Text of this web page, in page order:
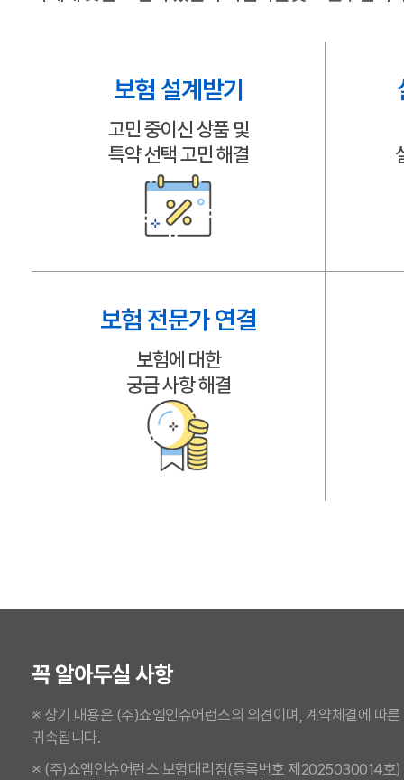
보험 설계받기
고민 중이신 상품 및
특약 선택 고민 해결
보험 전문가 연결
보험에 대한
궁금 사항 해결
꼭 알아두실 사항
※ 상기 내용은 (주)쇼엠인슈어런스의 의견이며, 계약체결에 따
귀속됩니다.
※ (주)쇼엠인슈어런스 보험대리점(등록번호 제2025030014호)